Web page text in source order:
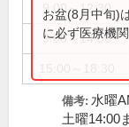
9:00～12:30
9:00～14:00
お盆(8月中旬)
に必ず医療機
備考: 水曜
土曜14:00